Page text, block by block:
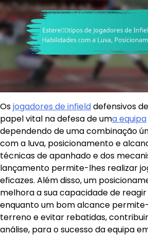
Osjogadores de infielddefensivos
papel vital na defesa de uma equipa
dependendo de uma combinação
com a luva, posicionamento e
técnicas de apanhado e dos
lançamento permite-lhes realizar
eficazes. Além disso, um
melhora a sua capacidade de
enquanto um bom alcance
terreno e evitar rebatidas,
análise, para o sucesso da equipa